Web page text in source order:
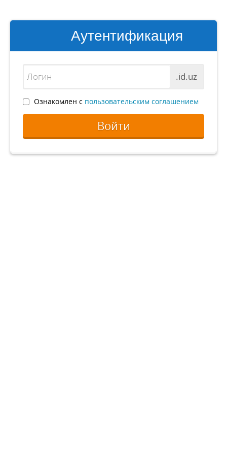
Аутентификация
.id.uz
Ознакомлен с пользовательским соглашением
Войти